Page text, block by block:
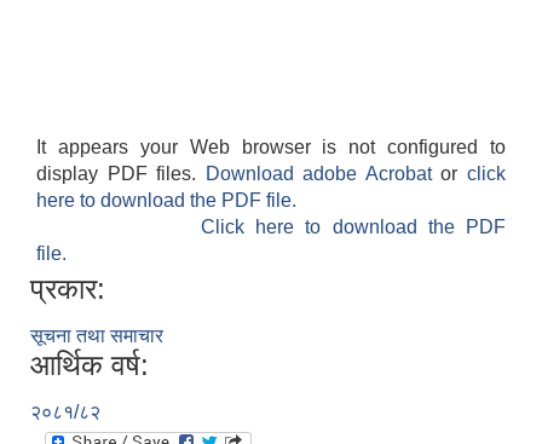
It appears your Web browser is not configured to
display PDF files.
Download adobe Acrobatorclick
here to download the PDF file.
Click here to download the PDF
file.
प्रकार:
सूचना तथा समाचार
आर्थिक वर्ष:
२०८१/८२